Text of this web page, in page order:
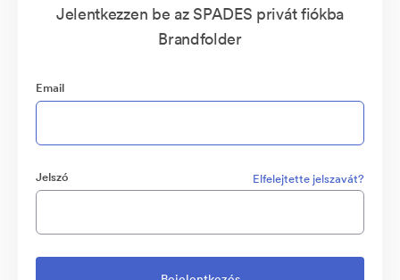
Jelentkezzen be az SPADES privát fiókba
Brandfolder
Email
Jelszó Elfelejtette jelszavát?